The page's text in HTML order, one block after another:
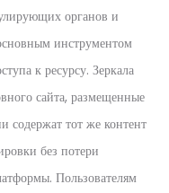
органов и
инструментом
к ресурсу. Зеркала
сайта, размещенные
содержат тот же контент
без потери
Пользователям